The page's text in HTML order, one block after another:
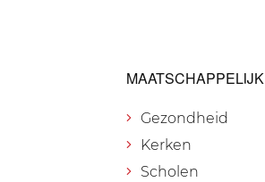
MAATSCHAPPELIJK
Gezondheid
Kerken
Scholen